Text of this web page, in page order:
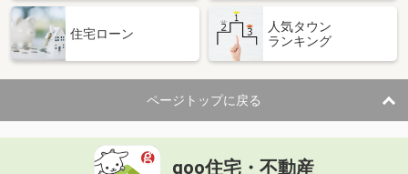
住宅ローン
人気タウン
ランキング
ページトップに戻る
goo住宅・不動産